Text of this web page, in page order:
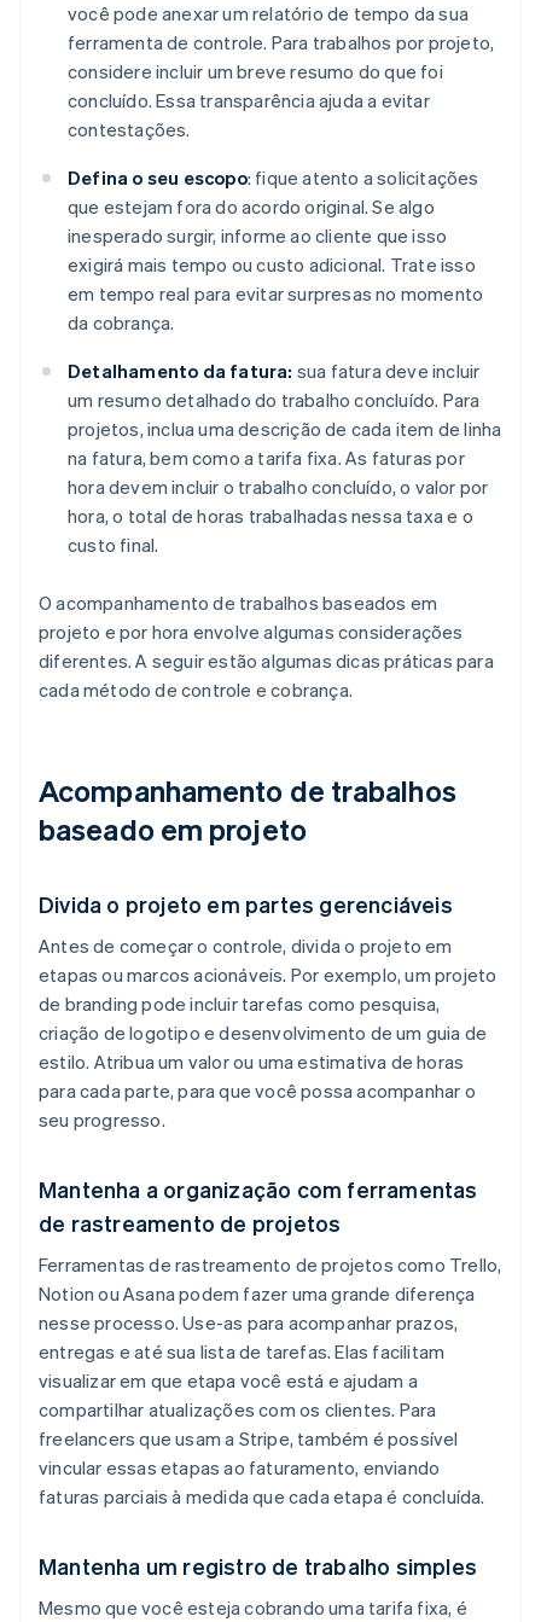
você pode anexar um relatório de tempo da sua
ferramenta de controle. Para trabalhos por projeto,
considere incluir um breve resumo do que foi
concluído. Essa transparência ajuda a evitar
contestações.
Defina o seu escopo: fique atento a solicitações
que estejam fora do acordo original. Se algo
inesperado surgir, informe ao cliente que isso
exigirá mais tempo ou custo adicional. Trate isso
em tempo real para evitar surpresas no momento
da cobrança.
Detalhamento da fatura: sua fatura deve incluir
um resumo detalhado do trabalho concluído. Para
projetos, inclua uma descrição de cada item de linha
na fatura, bem como a tarifa fixa. As faturas por
hora devem incluir o trabalho concluído, o valor por
hora, o total de horas trabalhadas nessa taxa e o
custo final.
O acompanhamento de trabalhos baseados em
projeto e por hora envolve algumas considerações
diferentes. A seguir estão algumas dicas práticas para
cada método de controle e cobrança.
Acompanhamento de trabalhos
baseado em projeto
Divida o projeto em partes gerenciáveis
Antes de começar o controle, divida o projeto em
etapas ou marcos acionáveis. Por exemplo, um projeto
de branding pode incluir tarefas como pesquisa,
criação de logotipo e desenvolvimento de um guia de
estilo. Atribua um valor ou uma estimativa de horas
para cada parte, para que você possa acompanhar o
seu progresso.
Mantenha a organização com ferramentas
de rastreamento de projetos
Ferramentas de rastreamento de projetos como Trello,
Notion ou Asana podem fazer uma grande diferença
nesse processo. Use-as para acompanhar prazos,
entregas e até sua lista de tarefas. Elas facilitam
visualizar em que etapa você está e ajudam a
compartilhar atualizações com os clientes. Para
freelancers que usam a Stripe, também é possível
vincular essas etapas ao faturamento, enviando
faturas parciais à medida que cada etapa é concluída.
Mantenha um registro de trabalho simples
Mesmo que você esteja cobrando uma tarifa fixa, é